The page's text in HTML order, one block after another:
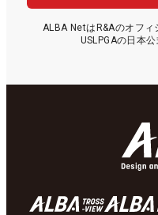
ALBA NetはR&Aのオフ
USLPGAの日本